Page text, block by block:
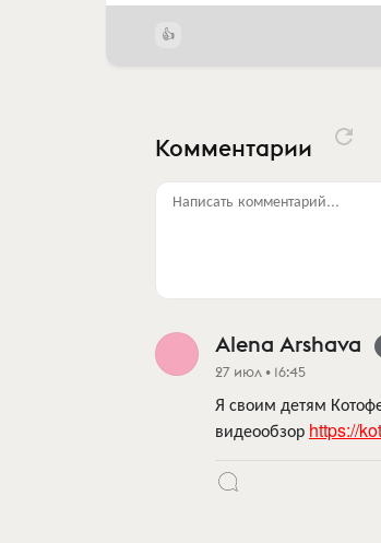
Комментарии
Написать комментарий...
Alena Arshava
27 июл • 16:45
Я своим детям
видеообзор https://